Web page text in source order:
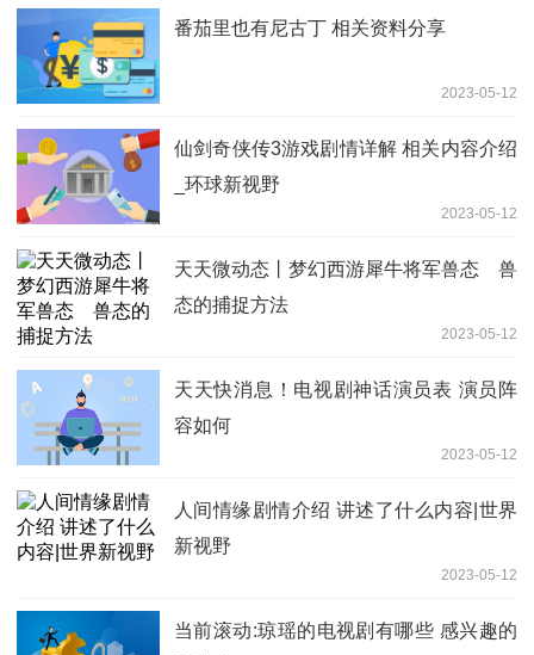
番茄里也有尼古丁 相关资料分享
2023-05-12
仙剑奇侠传3游戏剧情详解 相关内容介绍
_环球新视野
2023-05-12
天天微动态丨梦幻西游犀牛将军兽态 兽
态的捕捉方法
2023-05-12
天天快消息！电视剧神话演员表 演员阵
容如何
2023-05-12
人间情缘剧情介绍 讲述了什么内容|世界
新视野
2023-05-12
当前滚动:琼瑶的电视剧有哪些 感兴趣的